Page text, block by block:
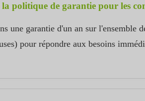
la politique de garantie pour les
une garantie d'un an sur l'ensemble
pour répondre aux besoins